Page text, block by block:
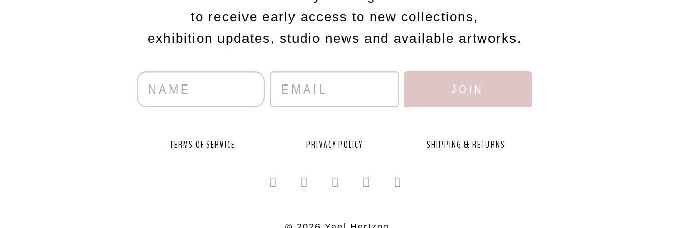
to receive early access to new collections,
exhibition updates, studio news and available artworks.
JOIN
TERMS OF SERVICE PRIVACY POLICY SHIPPING & RETURNS